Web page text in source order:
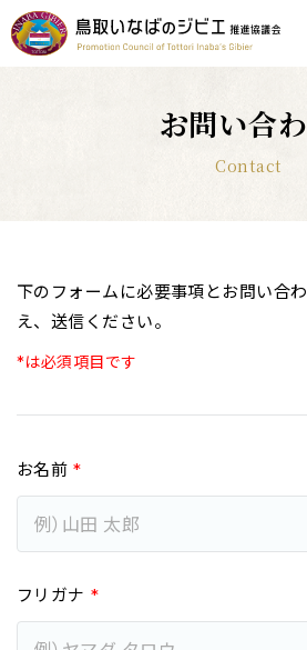
お問い合
Contact
下のフォームに必要事項とお問い合
え、送信ください。
*は必須項目です
お名前 *
フリガナ *